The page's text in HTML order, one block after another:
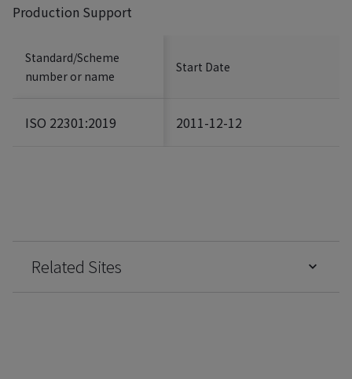
Production Support
Standard/Scheme
number or name
Start Date
ISO 22301:2019 2011-12-12
Related Sites